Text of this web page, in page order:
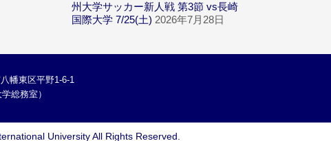
州大学サッカー新人戦 第3節 vs長崎
国際大学 7/25(土) 2026年7月28日
幡東区平野1-6-1
総務室）
University All Rights Reserved.